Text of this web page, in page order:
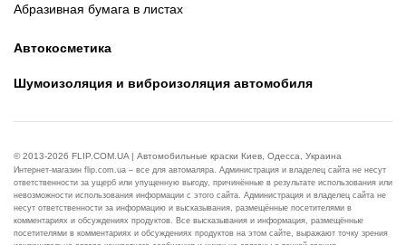
Абразивная бумага в листах
Автокосметика
Шумоизоляция и виброизоляция автомобиля
© 2013-2026 FLIP.COM.UA | Автомобильные краски Киев, Одесса, Украина
Интернет-магазин flip.com.ua – все для автомаляра. Администрация и владелец сайта не несут
ответственности за ущерб или упущенную выгоду, причинённые в результате использования или
невозможности использования информации с этого сайта. Администрация и владелец сайта не
несут ответственности за информацию и высказывания, размещённые посетителями в
комментариях и обсуждениях продуктов. Все высказывания и информация, размещённые
посетителями в комментариях и обсуждениях продуктов на этом сайте, выражают точку зрения